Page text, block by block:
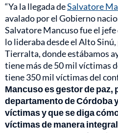
“Ya la llegada deSalvatore
avalado por el Gobierno
Salvatore Mancuso fue el
lo lideraba desde el Alto
Tierralta, donde estábamos
tiene más de 50 mil víctimas
tiene 350 mil víctimas del
Mancuso es gestor de paz,
departamento de Córdoba
víctimas y que se diga
víctimas de manera